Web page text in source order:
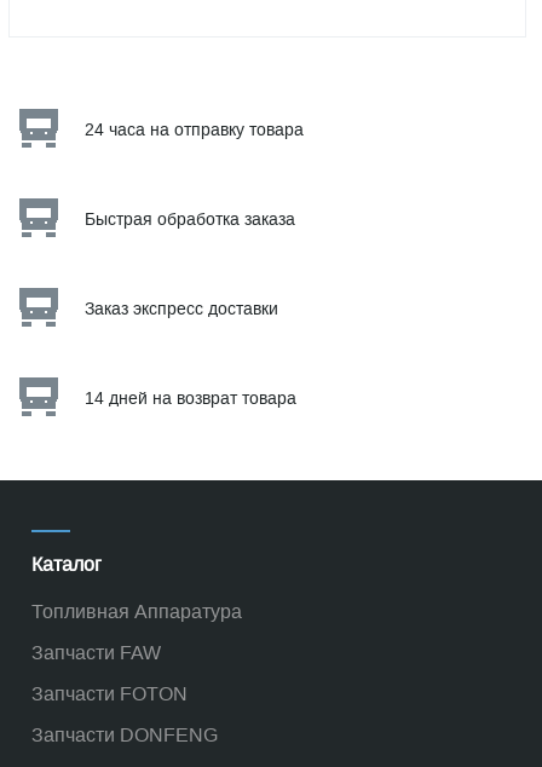
24 часа на отправку товара
Быстрая обработка заказа
Заказ экспресс доставки
14 дней на возврат товара
Каталог
Топливная Аппаратура
Запчасти FAW
Запчасти FOTON
Запчасти DONFENG